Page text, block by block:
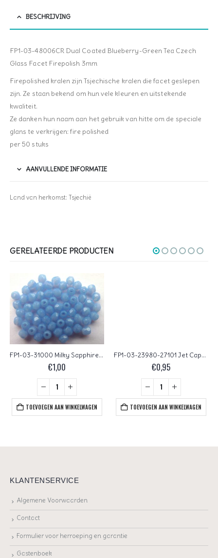
BESCHRIJVING
FP1-03-48006CR Dual Coated Blueberry-Green Tea Czech
Glass Facet Firepolish 3mm
Firepolished kralen zijn Tsjechische kralen die facet geslepen
zijn. Ze staan bekend om hun vele kleuren en uitstekende
kwaliteit.
Ze danken hun naam aan het gebruik van hitte om de speciale
glans te verkrijgen: fire polished
per 50 stuks
AANVULLENDE INFORMATIE
Land van herkomst: Tsjechië
GERELATEERDE PRODUCTEN
FP1-03-31000 Milky Sapphire Czech Glass Facet Firepolish 3mm 50 stuks
€1,00
TOEVOEGEN AAN WINKELWAGEN
FP1-03-23980-27101 Jet Capri Gold Czech Glass Facet Firepolish 3mm 50 stuks
€0,95
TOEVOEGEN AAN WINKELWAGEN
KLANTENSERVICE
Algemene Voorwaarden
Contact
Formulier voor herroeping en garantie
Gastenboek